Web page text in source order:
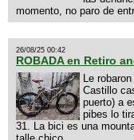
momento, no paro de
26/08/25 00:42
ROBADA en Retiro
Le
Castillo
puerto) a
pibes lo
31. La bici es una